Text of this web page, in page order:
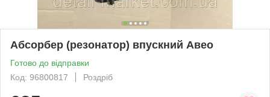
Абсорбер (резонатор) впускний Авео
Готово до відправки
Код: 96800817
Роздріб